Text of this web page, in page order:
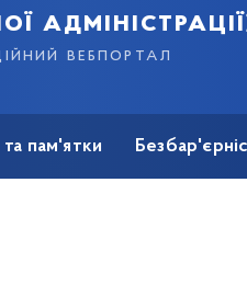
вебпортал
пам'ятки